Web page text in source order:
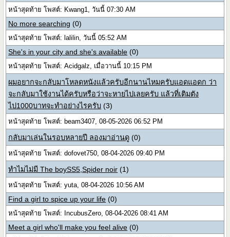
หน้าสุดท้าย โพสต์: Kwang1, วันนี้ 07:30 AM
No more searching (0)
หน้าสุดท้าย โพสต์: lalilin, วันนี้ 05:52 AM
She's in your city and she's available (0)
หน้าสุดท้าย โพสต์: Acidgalz, เมื่อวานนี้ 10:15 PM
ผมอยากจะกลับมาโหลดหนังแล้วครับอีกนานไหมครับแอดแอดก ว่า
จะกลับมาใช้งานได้ครับหรือว่าจะหายไปเลยครับ แล้วที่เติมตัง
ไป1000บาทจะทำอย่างไรครับ (3)
หน้าสุดท้าย โพสต์: beam3407, 08-05-2026 06:52 PM
กลับมาเล่นในรอบหลายปี ลองมาอ่านดู (0)
หน้าสุดท้าย โพสต์: dofovet750, 08-04-2026 09:40 PM
ทำไมไม่มี The boySS5,Spider noir (1)
หน้าสุดท้าย โพสต์: yuta, 08-04-2026 10:56 AM
Find a girl to spice up your life (0)
หน้าสุดท้าย โพสต์: IncubusZero, 08-04-2026 08:41 AM
Meet a girl who'll make you feel alive (0)